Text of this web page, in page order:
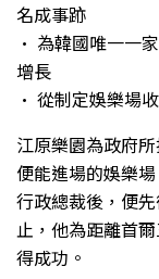
名成事跡
• 為韓國唯一一
增長
• 從制定娛樂場
江原樂園為政府
便能進場的娛樂
行政總裁後，便
止，他為距離首
得成功。